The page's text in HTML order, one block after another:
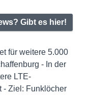
Gibt es hier!
für weitere 5.000
- In der
LTE-
- Ziel: Funklöcher